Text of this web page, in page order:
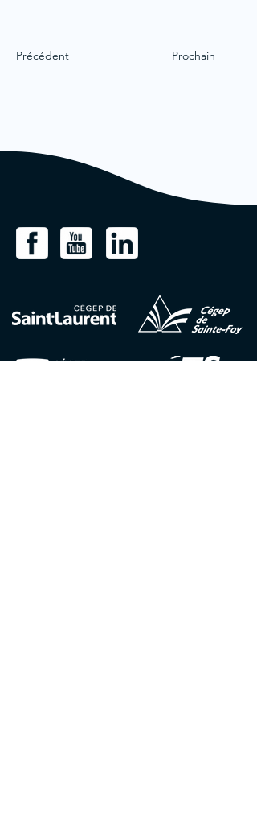
Précédent Prochain